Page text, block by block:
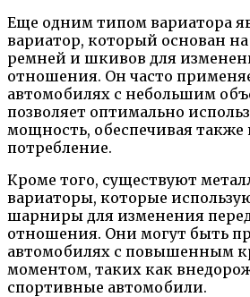
Еще одним типом вариатора
вариатор, который основан
ремней и шкивов для
отношения. Он часто
автомобилях с небольшим
позволяет оптимально
мощность, обеспечивая также
потребление.
Кроме того, существуют
вариаторы, которые
шарниры для изменения
отношения. Они могут быть
автомобилях с повышенным
моментом, таких как
спортивные автомобили.